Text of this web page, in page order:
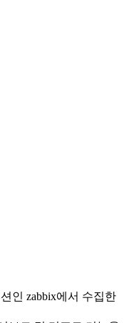
인 zabbix에서 수집한